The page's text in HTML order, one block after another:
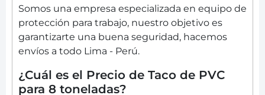
Somos una empresa especializada en equipo de
protección para trabajo, nuestro objetivo es
garantizarte una buena seguridad, hacemos
envíos a todo Lima - Perú.
¿Cuál es el Precio de Taco de PVC
para 8 toneladas?